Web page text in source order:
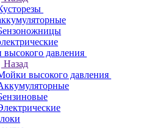
давления
Назад
высокого давления